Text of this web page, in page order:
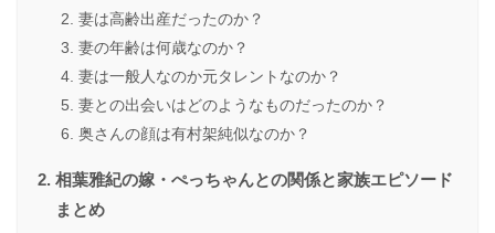
妻は高齢出産だったのか？
妻の年齢は何歳なのか？
妻は一般人なのか元タレントなのか？
妻との出会いはどのようなものだったのか？
奥さんの顔は有村架純似なのか？
相葉雅紀の嫁・ぺっちゃんとの関係と家族エピソード
まとめ